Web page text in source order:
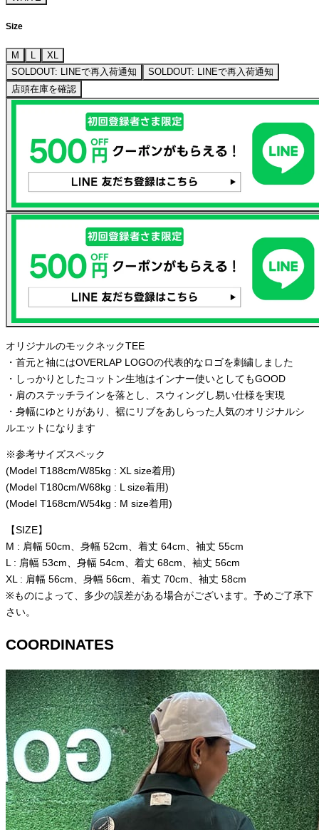
Size
M L
XL
SOLDOUT: LINEで再入荷通知
SOLDOUT: LINEで再入荷通知
店頭在庫を確認
オリジナルのモックネックTEE
・首元と袖にはOVERLAP LOGOの代表的なロゴを刺繍しました
・しっかりとしたコットン生地はインナー使いとしてもGOOD
・肩のステッチラインを落とし、スウィングし易い仕様を実現
・身幅にゆとりがあり、裾にリブをあしらった人気のオリジナルシ
ルエットになります
※参考サイズスペック
(Model T188cm/W85kg : XL size着用)
(Model T180cm/W68kg : L size着用)
(Model T168cm/W54kg : M size着用)
【SIZE】
M : 肩幅 50cm、身幅 52cm、着丈 64cm、袖丈 55cm
L : 肩幅 53cm、身幅 54cm、着丈 68cm、袖丈 56cm
XL : 肩幅 56cm、身幅 56cm、着丈 70cm、袖丈 58cm
※ものによって、多少の誤差がある場合がございます。予めご了承下
さい。
COORDINATES